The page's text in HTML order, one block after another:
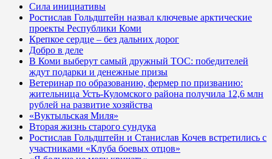
Сила инициативы
Ростислав Гольдштейн назвал ключевые арктические
проекты Республики Коми
Крепкое сердце – без дальних дорог
Добро в деле
В Коми выберут самый дружный ТОС: победителей
ждут подарки и денежные призы
Ветеринар по образованию, фермер по призванию:
жительница Усть-Куломского района получила 12,6 млн
рублей на развитие хозяйства
«Вуктыльская Миля»
Вторая жизнь старого сундука
Ростислав Гольдштейн и Станислав Кочев встретились с
участниками «Клуба боевых отцов»